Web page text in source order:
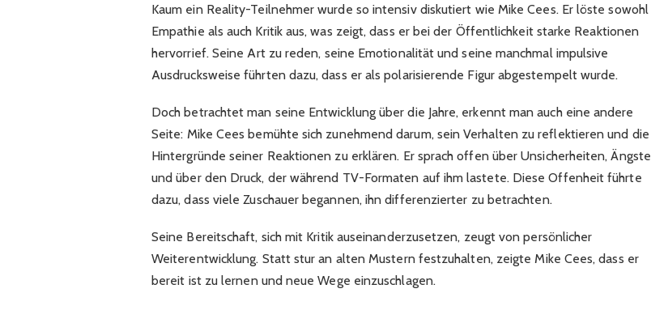
Kaum ein Reality-Teilnehmer wurde so intensiv diskutiert wie Mike Cees. Er löste sowohl
Empathie als auch Kritik aus, was zeigt, dass er bei der Öffentlichkeit starke Reaktionen
hervorrief. Seine Art zu reden, seine Emotionalität und seine manchmal impulsive
Ausdrucksweise führten dazu, dass er als polarisierende Figur abgestempelt wurde.
Doch betrachtet man seine Entwicklung über die Jahre, erkennt man auch eine andere
Seite: Mike Cees bemühte sich zunehmend darum, sein Verhalten zu reflektieren und die
Hintergründe seiner Reaktionen zu erklären. Er sprach offen über Unsicherheiten, Ängste
und über den Druck, der während TV-Formaten auf ihm lastete. Diese Offenheit führte
dazu, dass viele Zuschauer begannen, ihn differenzierter zu betrachten.
Seine Bereitschaft, sich mit Kritik auseinanderzusetzen, zeugt von persönlicher
Weiterentwicklung. Statt stur an alten Mustern festzuhalten, zeigte Mike Cees, dass er
bereit ist zu lernen und neue Wege einzuschlagen.